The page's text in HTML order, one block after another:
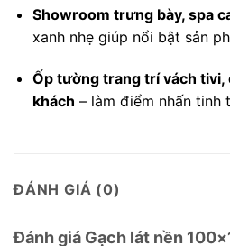
Showroom trưng bày, spa
xanh nhẹ giúp nổi bật sản
Ốp tường trang trí vách
khách – làm điểm nhấn tinh
ĐÁNH GIÁ (0)
Đánh giá Gạch lát nền